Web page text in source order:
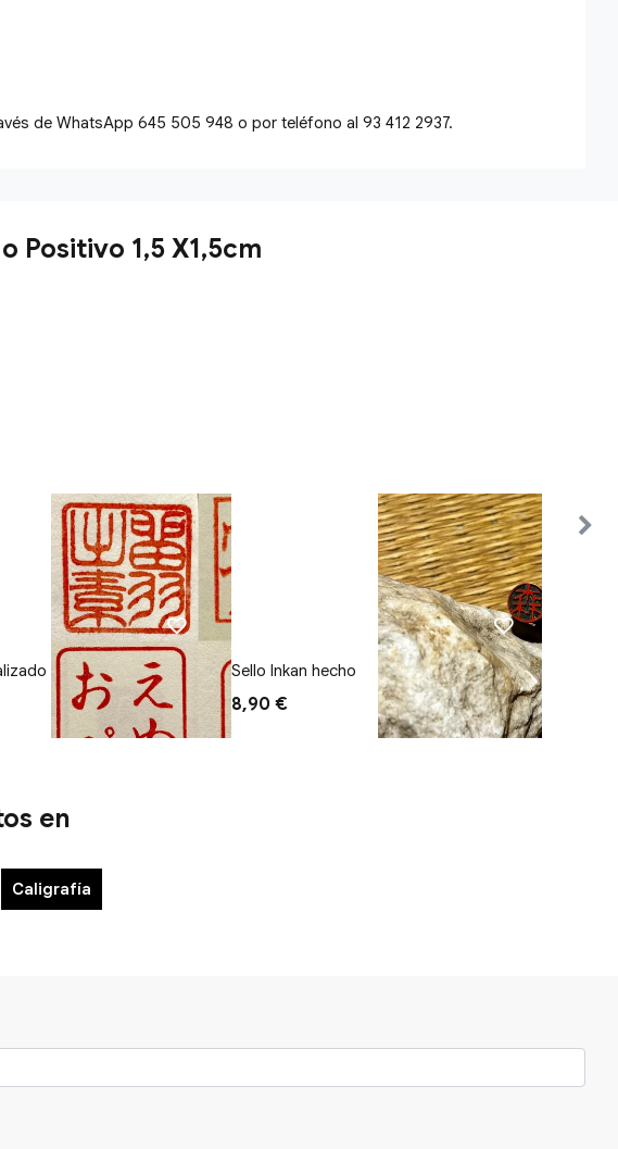
de WhatsApp 645 505 948 o por teléfono al 93 412 2937.
Positivo 1,5 X1,5cm
Positivo 2 X 2cm Sello Inkan hecho
8,90 €
en
Caligrafía